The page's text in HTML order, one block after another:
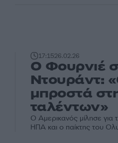
17:1526.02.26
Ο Φουρνιέ
Ντουράντ:
μπροστά
ταλέντων»
Ο Αμερικανός μίλησε για
ΗΠΑ και ο παίκτης του